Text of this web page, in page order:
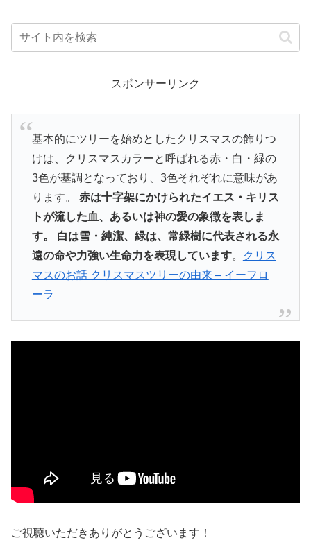
スポンサーリンク
基本的にツリーを始めとしたクリスマスの飾りつ
けは、クリスマスカラーと呼ばれる赤・白・緑の
3色が基調となっており、3色それぞれに意味があ
ります。 赤は十字架にかけられたイエス・キリス
トが流した血、あるいは神の愛の象徴を表しま
す。
白は雪・純潔、緑は、常緑樹に代表される永
遠の命や力強い生命力を表現しています。
クリス
マスのお話 クリスマスツリーの由来 – イーフロ
ーラ
ご視聴いただきありがとうございます！